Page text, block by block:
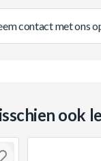
contact met ons
ook